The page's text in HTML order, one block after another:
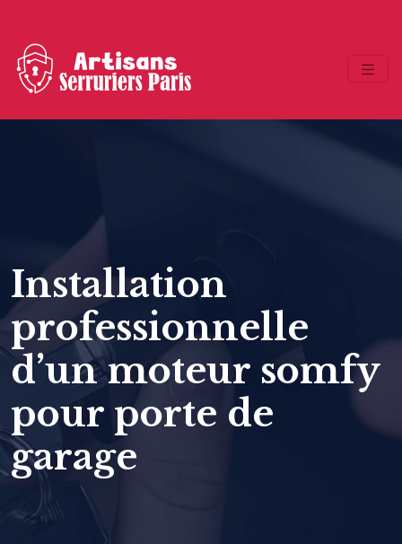
Installation
professionnelle
d’un moteur somfy
pour porte de
garage